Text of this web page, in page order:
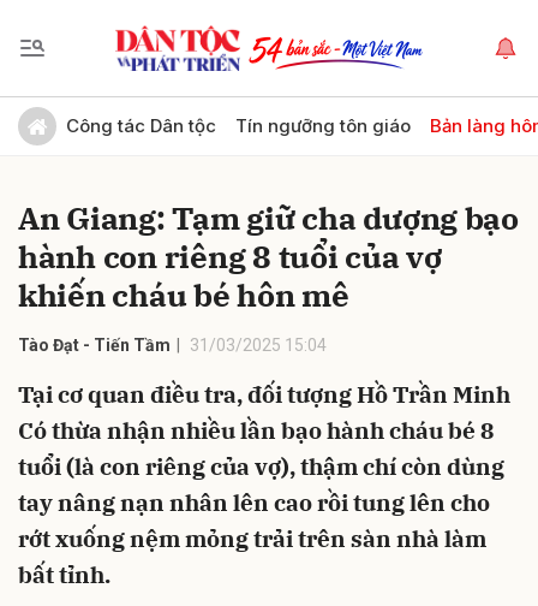
Công tác Dân tộc Tín ngưỡng tôn giáo Bản làng
An Giang: Tạm giữ cha dượng bạo
hành con riêng 8 tuổi của vợ
khiến cháu bé hôn mê
Tào Đạt - Tiến Tầm 31/03/2025 15:04
Tại cơ quan điều tra, đối tượng Hồ Trần Minh
Có thừa nhận nhiều lần bạo hành cháu bé 8
tuổi (là con riêng của vợ), thậm chí còn dùng
tay nâng nạn nhân lên cao rồi tung lên cho
rớt xuống nệm mỏng trải trên sàn nhà làm
bất tỉnh.
Gửi bình luận